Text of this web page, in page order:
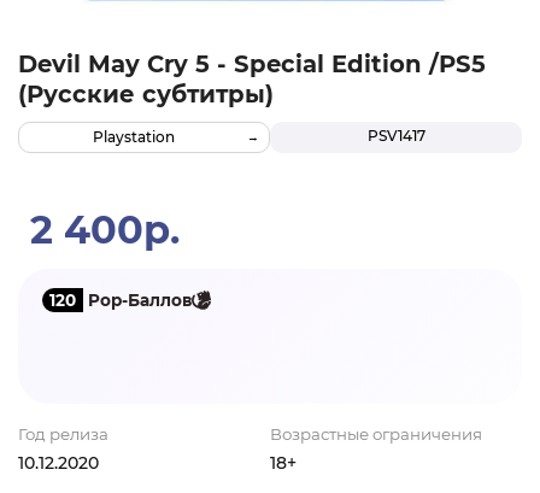
Devil May Cry 5 - Special Edition /PS5
(Русские субтитры)
PSV1417
Playstation
2 400р.
120 Pop-Баллов
Год релиза
10.12.2020
Возрастные ограничения
18+